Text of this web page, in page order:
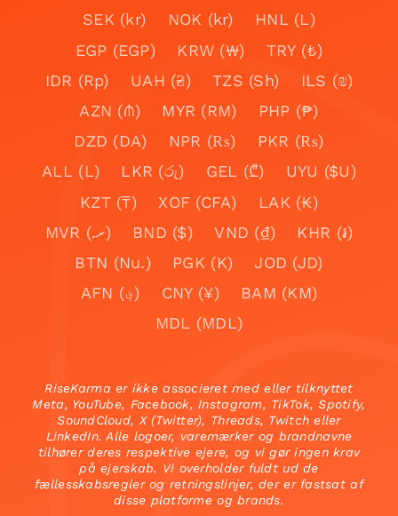
SEK (kr)
NOK (kr)
HNL (L)
EGP (EGP)
KRW (₩)
TRY (₺)
IDR (Rp)
UAH (₴) TZS (Sh)
ILS (₪)
AZN (₼)
MYR (RM)
PHP (₱)
DZD (DA)
NPR (₨)
PKR (₨)
ALL (L)
LKR (රු) GEL (₾)
UYU ($U)
KZT (₸)
XOF (CFA)
LAK (₭)
MVR (.ރ)
BND ($) VND (₫)
KHR (៛)
BTN (Nu.)
PGK (K)
JOD (JD)
AFN (؋)
CNY (¥)
BAM (KM)
MDL (MDL)
RiseKarma er ikke associeret med eller tilknyttet
Meta, YouTube, Facebook, Instagram, TikTok, Spotify,
SoundCloud, X (Twitter), Threads, Twitch eller
LinkedIn. Alle logoer, varemærker og brandnavne
tilhører deres respektive ejere, og vi gør ingen krav
på ejerskab. Vi overholder fuldt ud de
fællesskabsregler og retningslinjer, der er fastsat af
disse platforme og brands.